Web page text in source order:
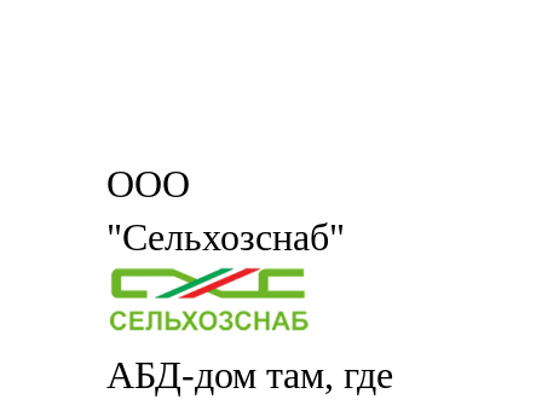
ООО
"Сельхозснаб"
АБД-дом там, где